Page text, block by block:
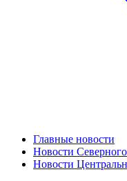
Главные новости
Новости
Новости